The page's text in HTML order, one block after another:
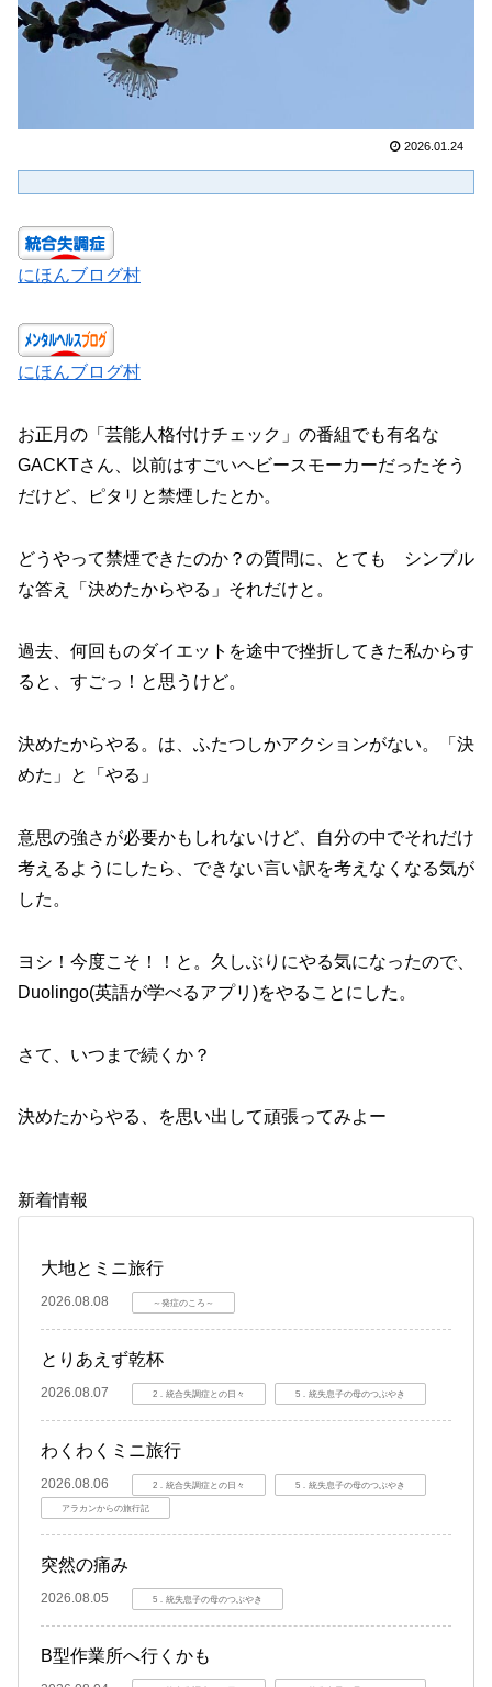
2026.01.24
にほんブログ村
にほんブログ村
お正月の「芸能人格付けチェック」の番組でも有名な
GACKTさん、以前はすごいヘビースモーカーだったそう
だけど、ピタリと禁煙したとか。
どうやって禁煙できたのか？の質問に、とても シンプル
な答え「決めたからやる」それだけと。
過去、何回ものダイエットを途中で挫折してきた私からす
ると、すごっ！と思うけど。
決めたからやる。は、ふたつしかアクションがない。「決
めた」と「やる」
意思の強さが必要かもしれないけど、自分の中でそれだけ
考えるようにしたら、できない言い訳を考えなくなる気が
した。
ヨシ！今度こそ！！と。久しぶりにやる気になったので、
Duolingo(英語が学べるアプリ)をやることにした。
さて、いつまで続くか？
決めたからやる、を思い出して頑張ってみよー
新着情報
大地とミニ旅行
2026.08.08 ～発症のころ～
とりあえず乾杯
2026.08.07 2．統合失調症との日々 5．統失息子の母のつぶやき
わくわくミニ旅行
2026.08.06 2．統合失調症との日々 5．統失息子の母のつぶやき
アラカンからの旅行記
突然の痛み
2026.08.05 5．統失息子の母のつぶやき
B型作業所へ行くかも